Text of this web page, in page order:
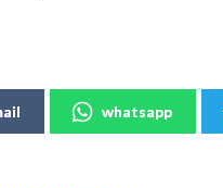
whatsapp